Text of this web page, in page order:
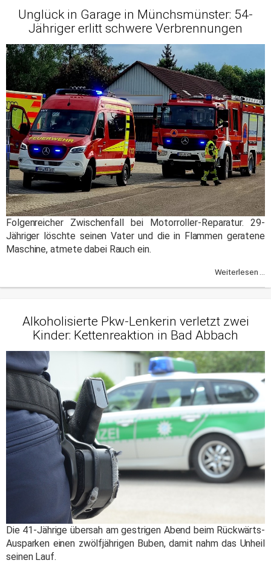
Unglück in Garage in Münchsmünster: 54-
Jähriger erlitt schwere Verbrennungen
Folgenreicher Zwischenfall bei Motorroller-Reparatur. 29-
Jähriger löschte seinen Vater und die in Flammen geratene
Maschine, atmete dabei Rauch ein.
Weiterlesen ...
Alkoholisierte Pkw-Lenkerin verletzt zwei
Kinder: Kettenreaktion in Bad Abbach
Die 41-Jährige übersah am gestrigen Abend beim Rückwärts-
Ausparken einen zwölfjährigen Buben, damit nahm das Unheil
seinen Lauf.